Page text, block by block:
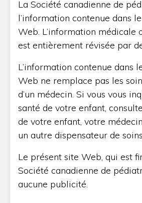
La Société canadienne de
l’information contenue dans
Web. L’information médicale
est entièrement révisée par
L’information contenue dans
Web ne remplace pas les
d’un médecin. Si vous vous
santé de votre enfant,
de votre enfant, votre
un autre dispensateur de
Le présent site Web, qui est
Société canadienne de
aucune publicité.